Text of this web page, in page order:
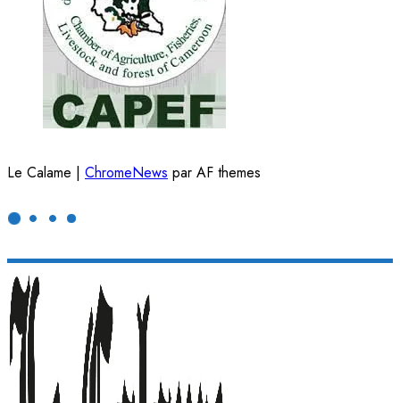
Le Calame | ChromeNews par AF themes